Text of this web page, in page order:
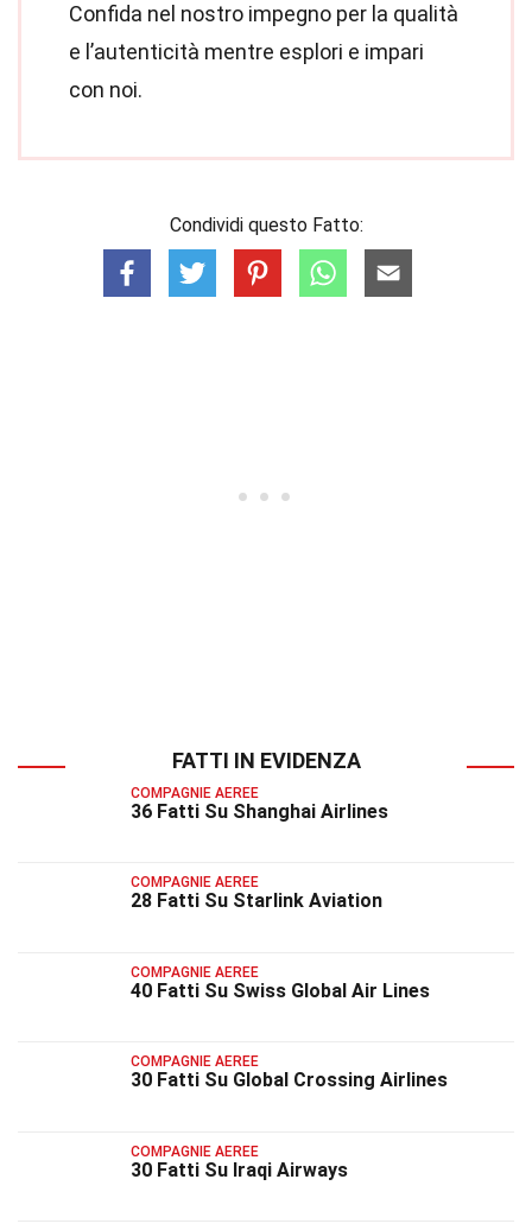
Confida nel nostro impegno per la qualità
e l’autenticità mentre esplori e impari
con noi.
Condividi questo Fatto:
FATTI IN EVIDENZA
COMPAGNIE AEREE
36 Fatti Su Shanghai Airlines
COMPAGNIE AEREE
28 Fatti Su Starlink Aviation
COMPAGNIE AEREE
40 Fatti Su Swiss Global Air Lines
COMPAGNIE AEREE
30 Fatti Su Global Crossing Airlines
COMPAGNIE AEREE
30 Fatti Su Iraqi Airways